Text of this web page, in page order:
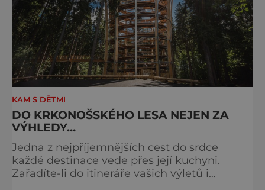
KAM S DĚTMI
DO KRKONOŠSKÉHO LESA NEJEN ZA
VÝHLEDY…
Jedna z nejpříjemnějších cest do srdce
každé destinace vede přes její kuchyni.
Zařadíte-li do itineráře vašich výletů i